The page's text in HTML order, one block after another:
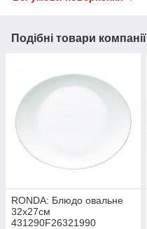
Подібні товари компанії
RONDA: Блюдо овальне
32х27см
431290F26321990